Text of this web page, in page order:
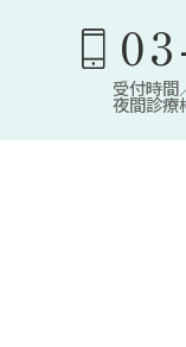
受付時間
夜間診療